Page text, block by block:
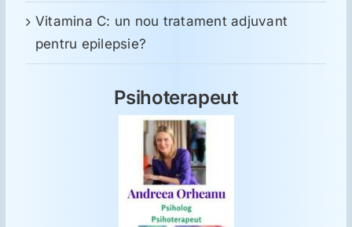
Vitamina C: un nou tratament adjuvant
pentru epilepsie?
Psihoterapeut